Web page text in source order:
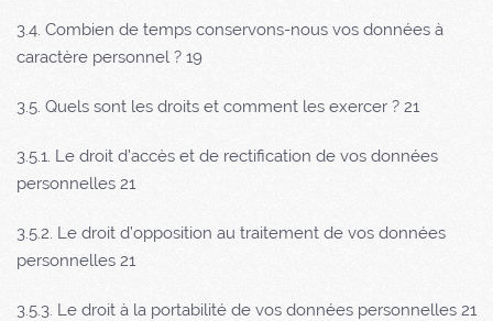
3.4. Combien de temps conservons-nous vos données à
caractère personnel ? 19
3.5. Quels sont les droits et comment les exercer ? 21
3.5.1. Le droit d’accès et de rectification de vos données
personnelles 21
3.5.2. Le droit d’opposition au traitement de vos données
personnelles 21
3.5.3. Le droit à la portabilité de vos données personnelles 21